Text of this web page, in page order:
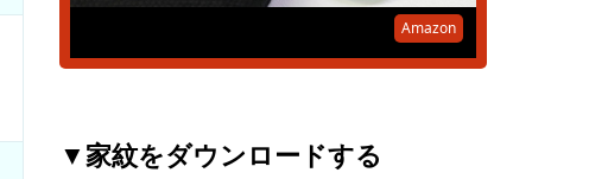
Amazon
▼家紋をダウンロードする